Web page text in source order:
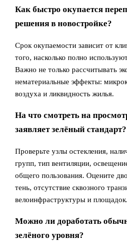
Как быстро окупается
решения в новостройке?
Срок окупаемости зависит от
того, насколько полно
Важно не только рассчитывать
нематериальные эффекты:
воздуха и ликвидность жилья.
На что смотреть на
заявляет зелёный стандарт?
Проверьте узлы остекления,
групп, тип вентиляции,
общего пользования. Оцените
тень, отсутствие сквозного
велоинфраструктуры и площадок.
Можно ли доработать
зелёного уровня?